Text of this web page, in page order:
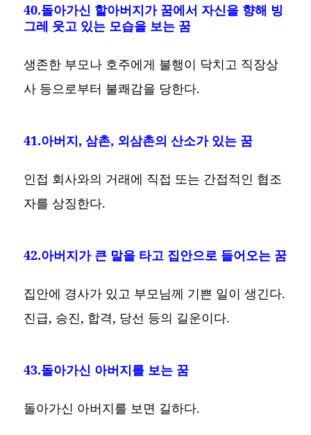
40.돌아가신 할아버지가 꿈에서 자신을 향해 빙
그레 웃고 있는 모습을 보는 꿈
생존한 부모나 호주에게 불행이 닥치고 직장상
사 등으로부터 불쾌감을 당한다.
41.아버지, 삼촌, 외삼촌의 산소가 있는 꿈
인접 회사와의 거래에 직접 또는 간접적인 협조
자를 상징한다.
42.아버지가 큰 말을 타고 집안으로 들어오는 꿈
집안에 경사가 있고 부모님께 기쁜 일이 생긴다.
진급, 승진, 합격, 당선 등의 길운이다.
43.돌아가신 아버지를 보는 꿈
돌아가신 아버지를 보면 길하다.